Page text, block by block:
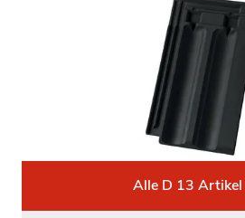
Alle D 13 Artikel